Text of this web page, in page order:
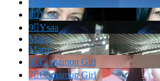
8Ysaa
9Ysaa
Marrr
Marrr
6Cinnamon Girl
7Cinnamon Girl